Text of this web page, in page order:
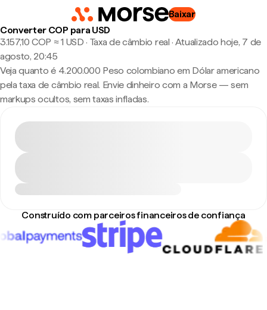
Baixar
Converter COP para USD
3.157,10 COP ≈ 1 USD · Taxa de câmbio real · Atualizado hoje, 7 de
agosto, 20:45
Veja quanto é 4.200.000 Peso colombiano em Dólar americano
pela taxa de câmbio real. Envie dinheiro com a Morse — sem
markups ocultos, sem taxas infladas.
Construído com parceiros financeiros de confiança